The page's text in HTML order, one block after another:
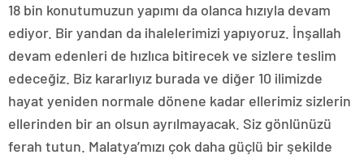
18 bin konutumuzun yapımı da olanca hızıyla devam
ediyor. Bir yandan da ihalelerimizi yapıyoruz. İnşallah
devam edenleri de hızlıca bitirecek ve sizlere teslim
edeceğiz. Biz kararlıyız burada ve diğer 10 ilimizde
hayat yeniden normale dönene kadar ellerimiz sizlerin
ellerinden bir an olsun ayrılmayacak. Siz gönlünüzü
ferah tutun. Malatya’mızı çok daha güçlü bir şekilde